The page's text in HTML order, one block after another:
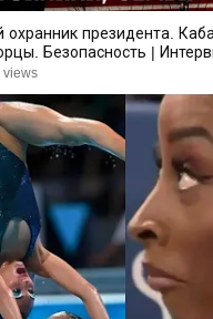
президента.
Безопасность |
views